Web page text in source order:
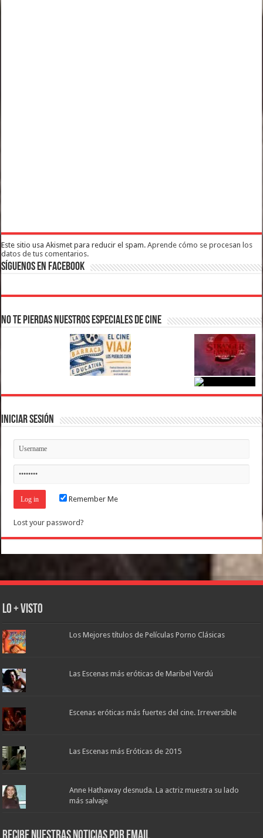
Este sitio usa Akismet para reducir el spam.Aprende cómo se procesan los
datos de tus comentarios.
Síguenos en Facebook
No te pierdas nuestros Especiales de Cine
Iniciar Sesión
Remember Me
Lost your password?
Lo + Visto
Los Mejores títulos de Películas Porno Clásicas
Las Escenas más eróticas de Maribel Verdú
Escenas eróticas más fuertes del cine. Irreversible
Las Escenas más Eróticas de 2015
Anne Hathaway desnuda. La actriz muestra su lado
más salvaje